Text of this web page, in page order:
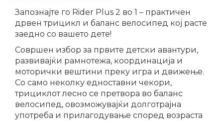
Запознајте го Rider Plus 2 во 1 – практичен
дрвен трицикл и баланс велосипед кој расте
заедно со вашето дете!
Совршен избор за првите детски авантури,
развивајќи рамнотежа, координација и
моторички вештини преку игра и движење.
Со само неколку едноставни чекори,
трициклот лесно се претвора во баланс
велосипед, овозможувајќи долготрајна
употреба и прилагодување според возраста